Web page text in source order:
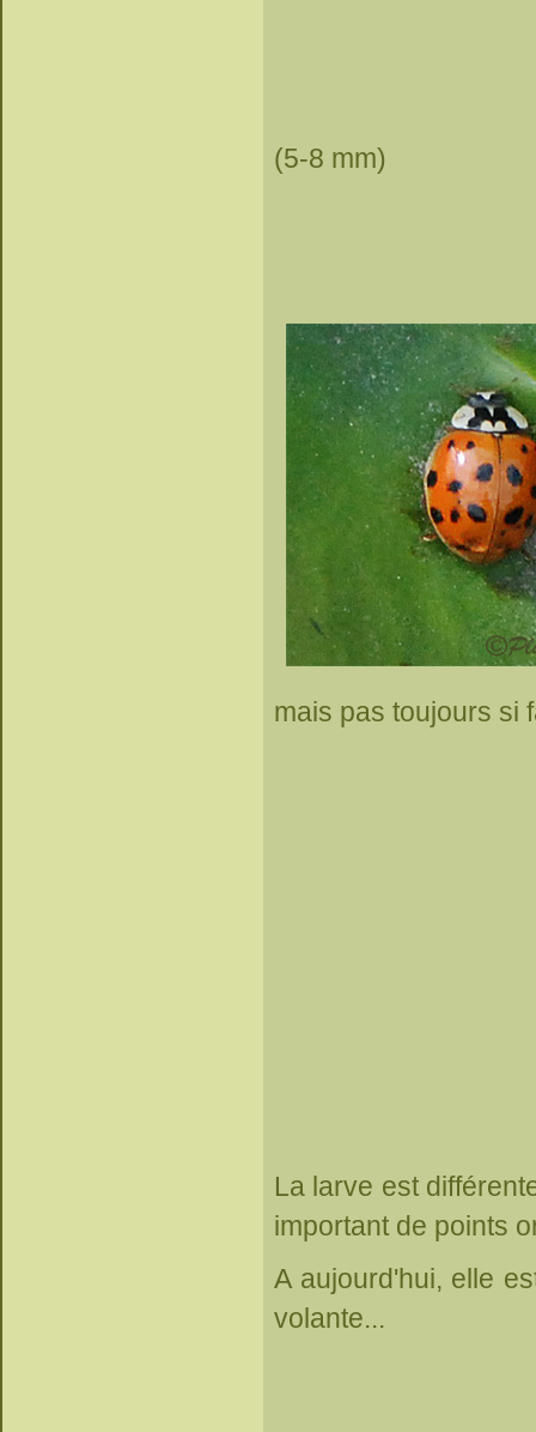
(5-8 mm)
mais pas toujours si
La larve est
important de points
A aujourd'hui, elle
volante...